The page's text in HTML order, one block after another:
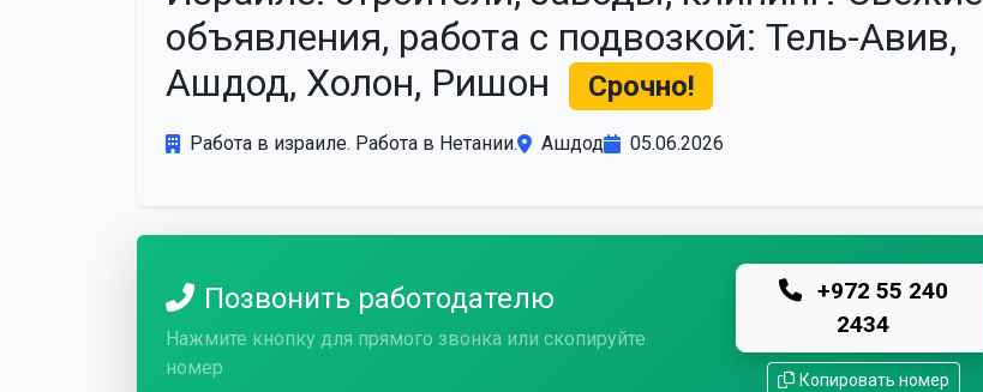
объявления, работа с подвозкой: Тель-Авив,
Ашдод, Холон, Ришон
Срочно!
Работа в израиле. Работа в Нетании. Ашдод 05.06.2026
Позвонить работодателю
Нажмите кнопку для прямого звонка или скопируйте
номер
+972 55 240
2434
Копировать номер